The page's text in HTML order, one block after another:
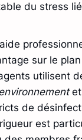
du stress
sur le
utilisent
et
de
est